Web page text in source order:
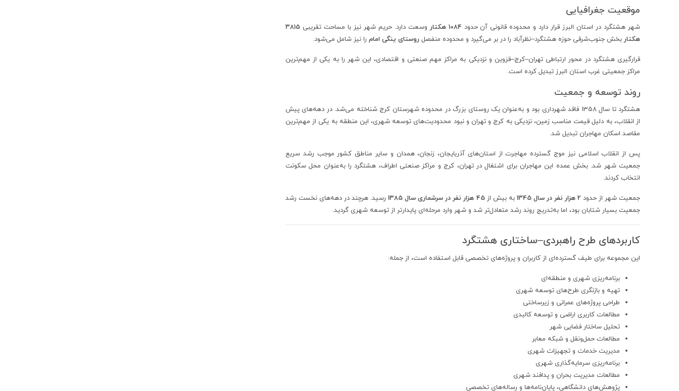
موقعیت جغرافیایی
شهر هشتگرد در استان البرز قرار دارد و محدوده قانونی آن حدود 1084 هکتار وسعت دارد. حریم شهر نیز با مساحت تقریبی 3815
هکتار بخش جنوب‌شرقی حوزه هشتگرد–نظرآباد را در بر می‌گیرد و محدوده منفصل روستای ینگی امام را نیز شامل می‌شود.
قرارگیری هشتگرد در محور ارتباطی تهران–کرج–قزوین و نزدیکی به مراکز مهم صنعتی و اقتصادی، این شهر را به یکی از مهم‌ترین
مراکز جمعیتی غرب استان البرز تبدیل کرده است.
روند توسعه و جمعیت
هشتگرد تا سال 1358 فاقد شهرداری بود و به‌عنوان یک روستای بزرگ در محدوده شهرستان کرج شناخته می‌شد. در دهه‌های پیش
از انقلاب، به دلیل قیمت مناسب زمین، نزدیکی به کرج و تهران و نبود محدودیت‌های توسعه شهری، این منطقه به یکی از مهم‌ترین
مقاصد اسکان مهاجران تبدیل شد.
پس از انقلاب اسلامی نیز موج گسترده مهاجرت از استان‌های آذربایجان، زنجان، همدان و سایر مناطق کشور موجب رشد سریع
جمعیت شهر شد. بخش عمده این مهاجران برای اشتغال در تهران، کرج و مراکز صنعتی اطراف، هشتگرد را به‌عنوان محل سکونت
انتخاب کردند.
جمعیت شهر از حدود 2 هزار نفر در سال 1345 به بیش از45 هزار نفر در سرشماری سال 1385
رسید. هرچند در دهه‌های نخست رشد
جمعیت بسیار شتابان بود، اما به‌تدریج روند رشد متعادل‌تر شد و شهر وارد مرحله‌ای پایدارتر از توسعه شهری گردید.
کاربردهای طرح راهبردی–ساختاری هشتگرد
این مجموعه برای طیف گسترده‌ای از کاربران و پروژه‌های تخصصی قابل استفاده است، از جمله:
برنامه‌ریزی شهری و منطقه‌ای
تهیه و بازنگری طرح‌های توسعه شهری
طراحی پروژه‌های عمرانی و زیرساختی
مطالعات کاربری اراضی و توسعه کالبدی
تحلیل ساختار فضایی شهر
مطالعات حمل‌ونقل و شبکه معابر
مدیریت خدمات و تجهیزات شهری
برنامه‌ریزی سرمایه‌گذاری شهری
مطالعات مدیریت بحران و پدافند شهری
پژوهش‌های دانشگاهی، پایان‌نامه‌ها و رساله‌های تخصصی